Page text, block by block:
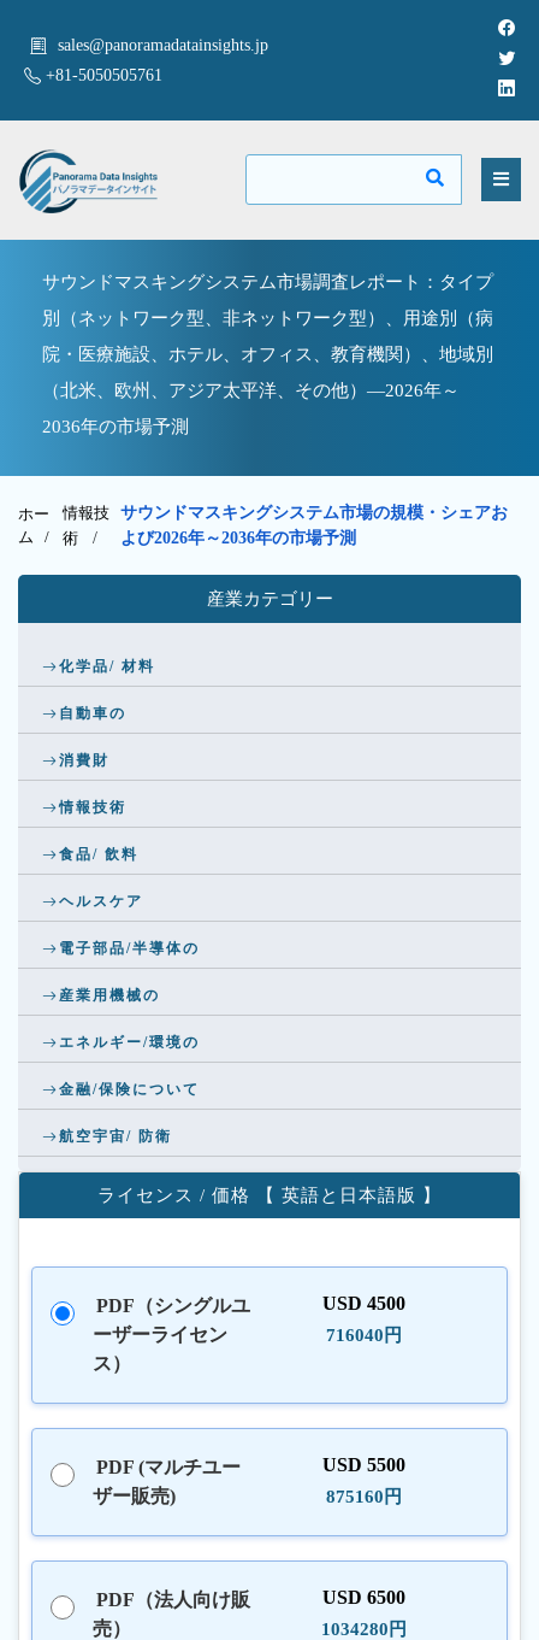
sales@panoramadatainsights.jp
+81-5050505761
サウンドマスキングシステム市場調査レポート：タイプ
別（ネットワーク型、非ネットワーク型）、用途別（病
院・医療施設、ホテル、オフィス、教育機関）、地域別
（北米、欧州、アジア太平洋、その他）―2026年～
2036年の市場予測
ホー
ム /
情報技
術/
サウンドマスキングシステム市場の規模・シェアお
よび2026年～2036年の市場予測
産業カテゴリー
化学品/ 材料
自動車の
消費財
情報技術
食品/ 飲料
ヘルスケア
電子部品/半導体の
産業用機械の
エネルギー/環境の
金融/保険について
航空宇宙/ 防衛
ライセンス / 価格 【 英語と日本語版 】
PDF（シングルユ
ーザーライセン
ス）
USD 4500
716040円
PDF (マルチユー
ザー販売)
USD 5500
875160円
PDF（法人向け販
売）
USD 6500
1034280円